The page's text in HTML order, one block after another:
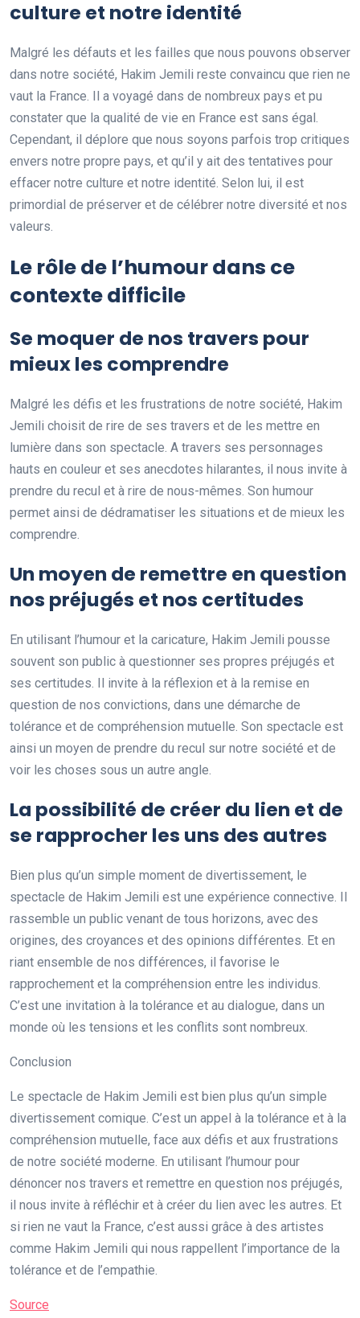
culture et notre identité
Malgré les défauts et les failles que nous pouvons observer
dans notre société, Hakim Jemili reste convaincu que rien ne
vaut la France. Il a voyagé dans de nombreux pays et pu
constater que la qualité de vie en France est sans égal.
Cependant, il déplore que nous soyons parfois trop critiques
envers notre propre pays, et qu’il y ait des tentatives pour
effacer notre culture et notre identité. Selon lui, il est
primordial de préserver et de célébrer notre diversité et nos
valeurs.
Le rôle de l’humour dans ce
contexte difficile
Se moquer de nos travers pour
mieux les comprendre
Malgré les défis et les frustrations de notre société, Hakim
Jemili choisit de rire de ses travers et de les mettre en
lumière dans son spectacle. A travers ses personnages
hauts en couleur et ses anecdotes hilarantes, il nous invite à
prendre du recul et à rire de nous-mêmes. Son humour
permet ainsi de dédramatiser les situations et de mieux les
comprendre.
Un moyen de remettre en question
nos préjugés et nos certitudes
En utilisant l’humour et la caricature, Hakim Jemili pousse
souvent son public à questionner ses propres préjugés et
ses certitudes. Il invite à la réflexion et à la remise en
question de nos convictions, dans une démarche de
tolérance et de compréhension mutuelle. Son spectacle est
ainsi un moyen de prendre du recul sur notre société et de
voir les choses sous un autre angle.
La possibilité de créer du lien et de
se rapprocher les uns des autres
Bien plus qu’un simple moment de divertissement, le
spectacle de Hakim Jemili est une expérience connective. Il
rassemble un public venant de tous horizons, avec des
origines, des croyances et des opinions différentes. Et en
riant ensemble de nos différences, il favorise le
rapprochement et la compréhension entre les individus.
C’est une invitation à la tolérance et au dialogue, dans un
monde où les tensions et les conflits sont nombreux.
Conclusion
Le spectacle de Hakim Jemili est bien plus qu’un simple
divertissement comique. C’est un appel à la tolérance et à la
compréhension mutuelle, face aux défis et aux frustrations
de notre société moderne. En utilisant l’humour pour
dénoncer nos travers et remettre en question nos préjugés,
il nous invite à réfléchir et à créer du lien avec les autres. Et
si rien ne vaut la France, c’est aussi grâce à des artistes
comme Hakim Jemili qui nous rappellent l’importance de la
tolérance et de l’empathie.
Source